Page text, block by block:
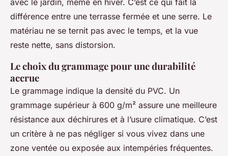
avec le jardin, même en hiver. C’est ce qui fait la
différence entre une terrasse fermée et une serre. Le
matériau ne se ternit pas avec le temps, et la vue
reste nette, sans distorsion.
Le choix du grammage pour une durabilité
accrue
Le grammage indique la densité du PVC. Un
grammage supérieur à 600 g/m² assure une meilleure
résistance aux déchirures et à l’usure climatique. C’est
un critère à ne pas négliger si vous vivez dans une
zone ventée ou exposée aux intempéries fréquentes.